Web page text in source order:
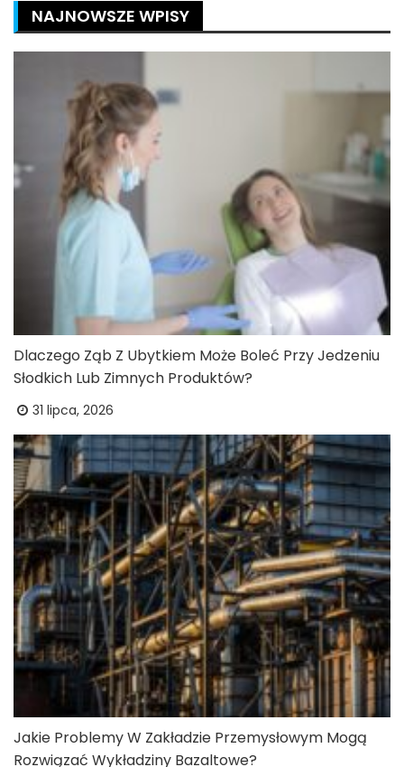
NAJNOWSZE WPISY
Dlaczego Ząb Z Ubytkiem Może Boleć Przy Jedzeniu
Słodkich Lub Zimnych Produktów?
31 lipca, 2026
Jakie Problemy W Zakładzie Przemysłowym Mogą
Rozwiązać Wykładziny Bazaltowe?